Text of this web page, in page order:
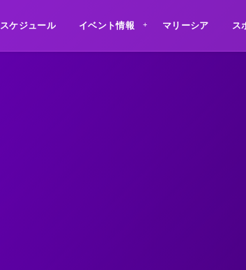
スケジュール イベント情報 マリーシア ス